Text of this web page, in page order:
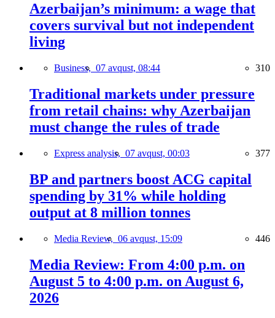
Azerbaijan’s minimum: a wage that
covers survival but not independent
living
Business, 07 avqust, 08:44 310
Traditional markets under pressure
from retail chains: why Azerbaijan
must change the rules of trade
Express analysis, 07 avqust, 00:03 377
BP and partners boost ACG capital
spending by 31% while holding
output at 8 million tonnes
Media Review, 06 avqust, 15:09 446
Media Review: From 4:00 p.m. on
August 5 to 4:00 p.m. on August 6,
2026